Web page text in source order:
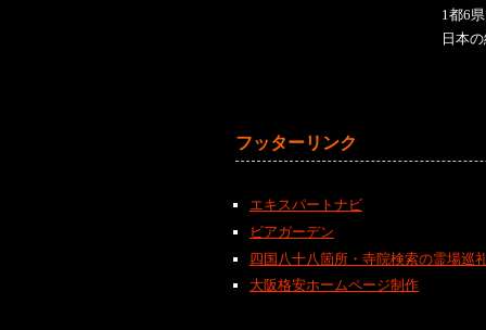
1都6
日本
フッターリンク
エキスパートナビ
ビアガーデン
四国八十八箇所・寺院検索の霊場巡
大阪格安ホームページ制作